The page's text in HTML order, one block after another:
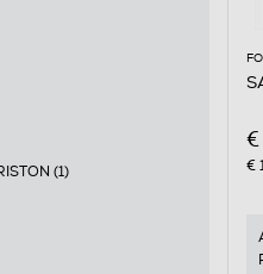
per Marca: BEKO
per Marca: HISENSE
(1)
ARISTON
€